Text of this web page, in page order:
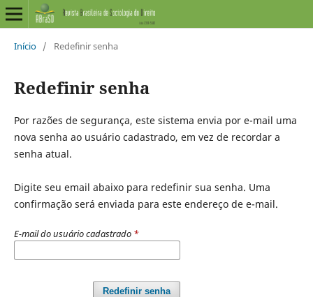
Início / Redefinir senha
Redefinir senha
Por razões de segurança, este sistema envia por e-mail uma
nova senha ao usuário cadastrado, em vez de recordar a
senha atual.
Digite seu email abaixo para redefinir sua senha. Uma
confirmação será enviada para este endereço de e-mail.
E-mail do usuário cadastrado *
Redefinir senha